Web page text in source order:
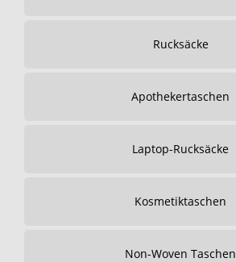
Rucksäcke
Apothekertaschen
Laptop-Rucksäcke
Kosmetiktaschen
Non-Woven Taschen